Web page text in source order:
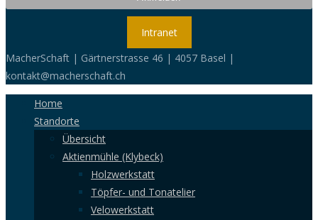
Intranet
MacherSchaft | Gärtnerstrasse 46 | 4057 Basel |
kontakt@macherschaft.ch
Home
Standorte
Übersicht
Aktienmühle (Klybeck)
Holzwerkstatt
Töpfer- und Tonatelier
Velowerkstatt